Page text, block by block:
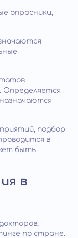
опросники,
Определяется
подбор
в
быть
в
по стране.